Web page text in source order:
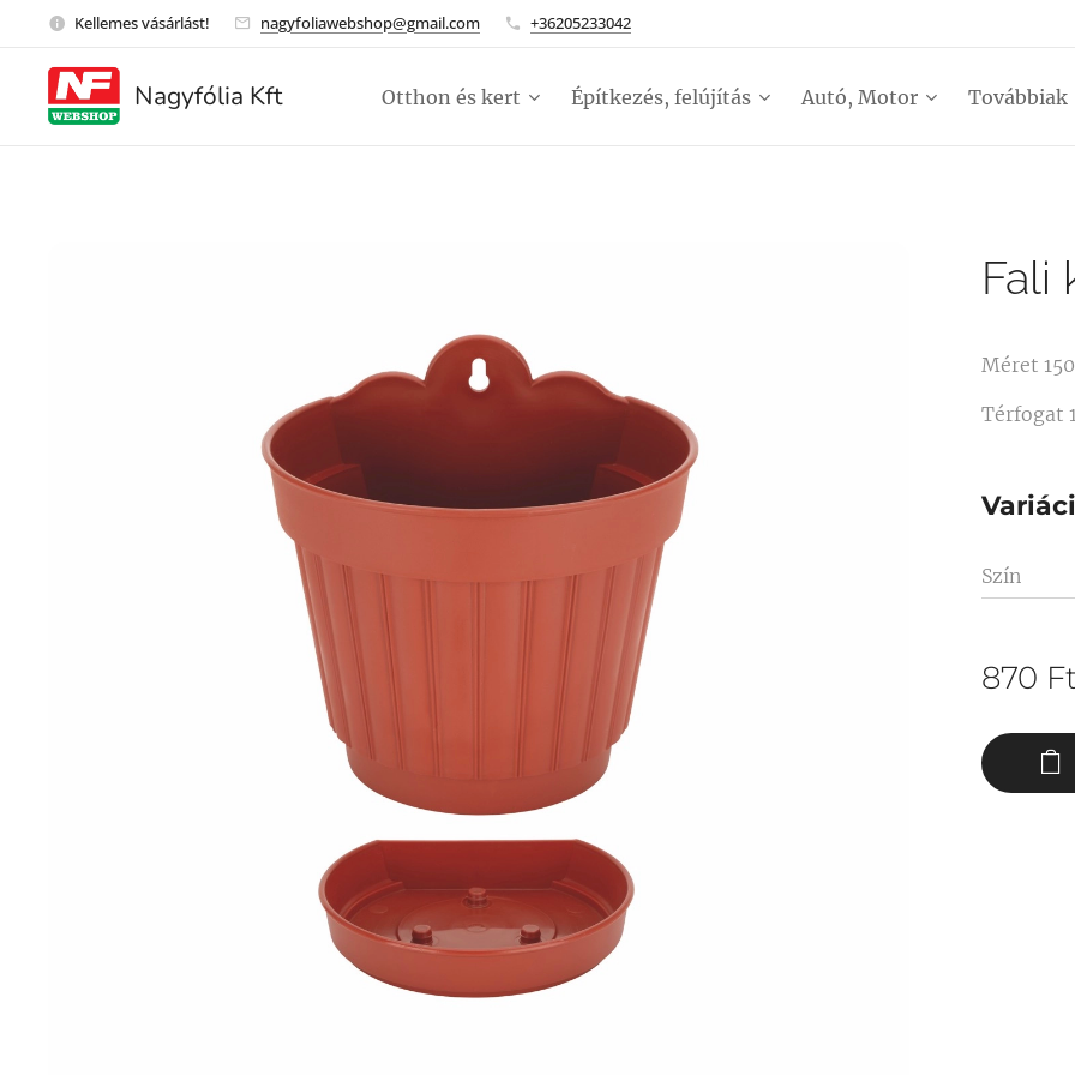
Kellemes vásárlást! nagyfoliawebshop@gmail.com +36205233042
Nagyfólia Kft Otthon és kert Építkezés, felújítás Autó, Motor Továbbiak
Fali
Méret
Térfogat
Szín
870